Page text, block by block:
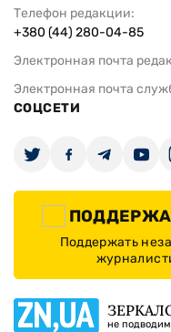
Телефон редакции:
+380 (44) 280-04-85
Электронная почта
Электронная почта
СОЦСЕТИ
Поддержать
не